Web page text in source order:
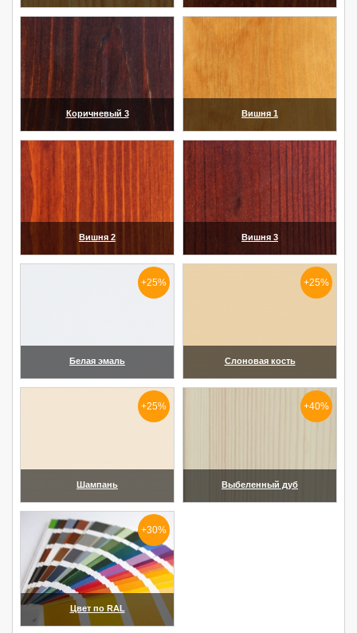
Коричневый 3 Вишня 1
Вишня 2 Вишня 3
Белая эмаль
+25%
Слоновая кость
+25%
Шампань
+25%
Выбеленный дуб
+40%
Цвет по RAL
+30%